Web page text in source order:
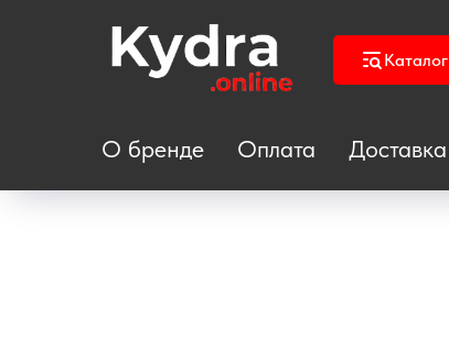
Каталог
О бренде Оплата Доставка